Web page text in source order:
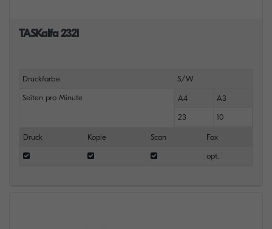
TASKalfa 2321
Druckfarbe S/W
Seiten pro Minute A4 A3
23 10
Druck Kopie Scan Fax
opt.